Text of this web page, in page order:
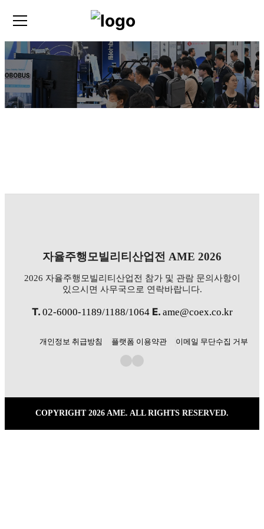
자율주행모빌리티산업전 AME 2026
2026 자율주행모빌리티산업전 참가 및 관람 문의사항이
있으시면 사무국으로 연락바랍니다.
T. 02-6000-1189/1188/1064E. ame@coex.co.kr
개인정보 취급방침 플랫폼 이용약관 이메일 무단수집 거부
COPYRIGHT 2026 AME. ALL RIGHTS RESERVED.